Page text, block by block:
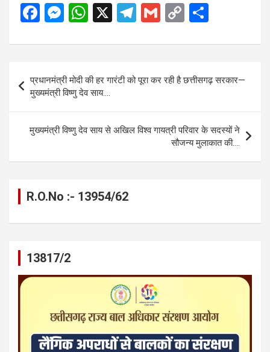
F
ce
o
o
k
M
se
n
g
er
W
at
s
A
p
p
X
T
e
a
m
G
ail
C
py
Li
n
k
ar
navigation
प्रधानमंत्री मोदी की हर गारंटी को पूरा कर रही है छत्तीसगढ़ सरकार—
मुख्यमंत्री विष्णु देव साय….
मुख्यमंत्री विष्णु देव साय से अखिल विश्व गायत्री परिवार के सदस्यों ने
सौजन्य मुलाकात की….
R.O.No :- 13954/62
13817/2